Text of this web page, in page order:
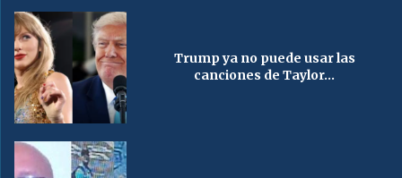
Trump ya no puede usar las
canciones de Taylor...